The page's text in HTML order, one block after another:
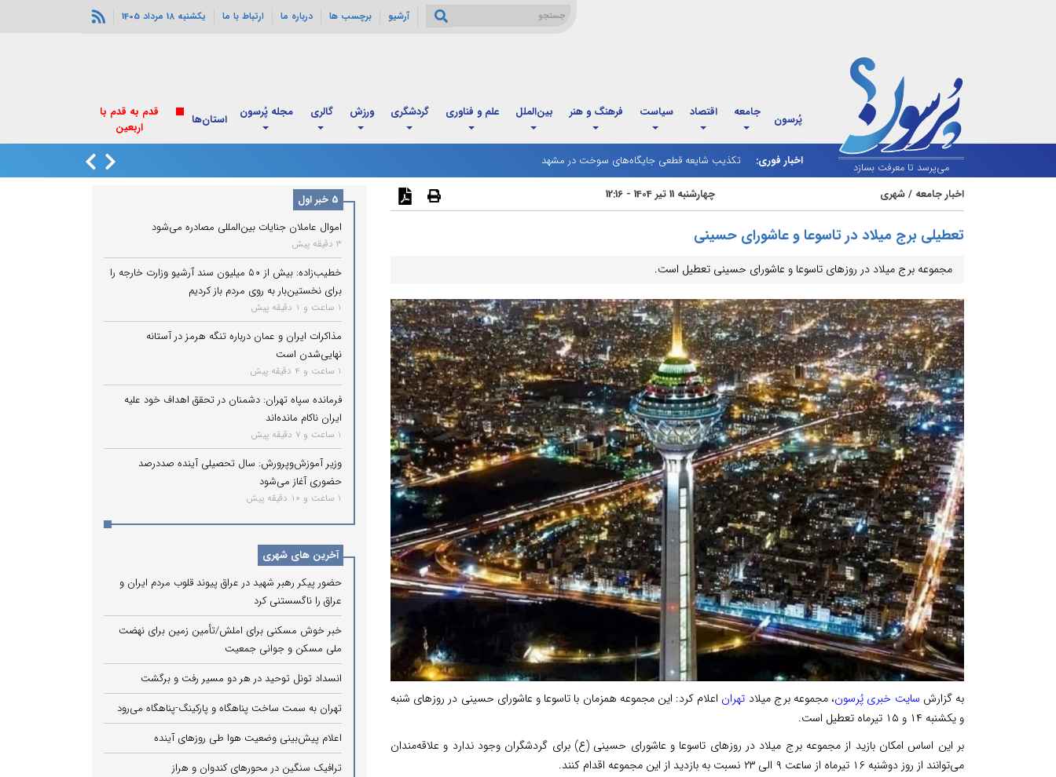
آرشیو برچسب ها درباره ما ارتباط با ما یکشنبه 18 مرداد 1405
می‌پرسد تا معرفت بسازد
پُرسون جامعه اقتصاد سیاست فرهنگ و هنر بین‌الملل علم و فناوری گردشگری ورزش گالری مجله پُرسون استان‌ها
قدم به قدم با
اربعین
اخبار فوری:
تکذیب شایعه قطعی جایگاه‌های سوخت در مشهد
بازار نفت صعودی شد
اخبار جامعه /شهری چهارشنبه 11 تیر 1404 - 12:16
تعطیلی برج میلاد در تاسوعا و عاشورای حسینی
مجموعه برج میلاد در روزهای تاسوعا و عاشورای حسینی تعطیل است.
به گزارش سایت خبری پُرسون، مجموعه برج میلاد تهران اعلام کرد: این مجموعه همزمان با تاسوعا و عاشورای حسینی در روزهای شنبه
و یکشنبه ۱۴ و ۱۵ تیرماه تعطیل است.
بر این اساس امکان بازید از مجموعه برج میلاد در روزهای تاسوعا و عاشورای حسینی (ع) برای گردشگران وجود ندارد و علاقه‌مندان
می‌توانند از روز دوشنبه ۱۶ تیرماه از ساعت ۹ الی ۲۳ نسبت به بازدید از این مجموعه اقدام کنند.
5 خبر اول
اموال عاملان جنایات بین‌المللی مصادره می‌شود
3 دقیقه پیش
خطیب‌زاده: بیش از ۵۰ میلیون سند آرشیو وزارت خارجه را
برای نخستین‌بار به روی مردم باز کردیم
1 ساعت و 1 دقیقه پیش
مذاکرات ایران و عمان درباره تنگه هرمز در آستانه
نهایی‌شدن است
1 ساعت و 4 دقیقه پیش
فرمانده سپاه تهران: دشمنان در تحقق اهداف خود علیه
ایران ناکام مانده‌اند
1 ساعت و 7 دقیقه پیش
وزیر آموزش‌وپرورش: سال تحصیلی آینده صددرصد
حضوری آغاز می‌شود
1 ساعت و 10 دقیقه پیش
آخرین های شهری
حضور پیکر رهبر شهید در عراق پیوند قلوب مردم ایران و
عراق را ناگسستنی کرد
خبر خوش مسکنی برای املش/تأمین زمین برای نهضت
ملی مسکن و جوانی جمعیت
انسداد تونل توحید در هر دو مسیر رفت و برگشت
تهران به سمت ساخت پناهگاه و پارکینگ‌-پناهگاه می‌رود
اعلام پیش‌بینی وضعیت هوا طی روزهای آینده
ترافیک سنگین در محورهای کندوان و هراز